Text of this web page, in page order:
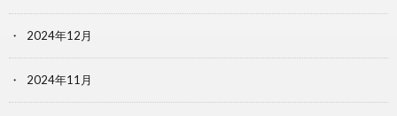
2024年12月
2024年11月